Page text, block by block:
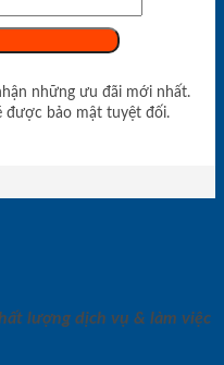
những ưu đãi mới nhất.
được bảo mật tuyệt đối.
lượng dịch vụ & làm việc